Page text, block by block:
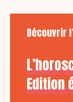
Découvrir
Edition